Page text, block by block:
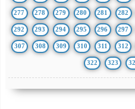
277 278 279 280 281 282
292 293 294 295 296 297
307 308 309 310 311 312
322 323